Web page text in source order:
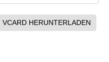
VCARD HERUNTERLADEN